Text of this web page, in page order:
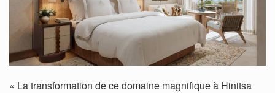
« La transformation de ce domaine magnifique à Hinitsa